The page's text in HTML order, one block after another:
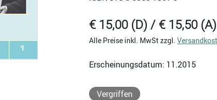
€ 15,00 (D) / € 15,50 (A)
Alle Preise inkl. MwSt zzgl.
Erscheinungsdatum: 11.2015
Vergriffen